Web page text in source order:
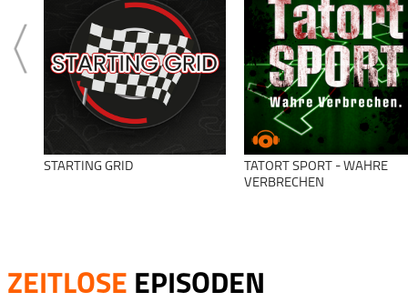
STARTING GRID
TATORT SPORT - WAHRE
VERBRECHEN
ZEITLOSE EPISODEN